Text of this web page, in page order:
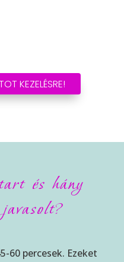
KEZELÉSRE!
és hány
60 percesek. Ezeket